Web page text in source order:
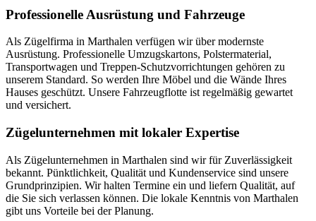
Professionelle Ausrüstung und Fahrzeuge
Als Zügelfirma in Marthalen verfügen wir über modernste
Ausrüstung. Professionelle Umzugskartons, Polstermaterial,
Transportwagen und Treppen-Schutzvorrichtungen gehören zu
unserem Standard. So werden Ihre Möbel und die Wände Ihres
Hauses geschützt. Unsere Fahrzeugflotte ist regelmäßig gewartet
und versichert.
Zügelunternehmen mit lokaler Expertise
Als Zügelunternehmen in Marthalen sind wir für Zuverlässigkeit
bekannt. Pünktlichkeit, Qualität und Kundenservice sind unsere
Grundprinzipien. Wir halten Termine ein und liefern Qualität, auf
die Sie sich verlassen können. Die lokale Kenntnis von Marthalen
gibt uns Vorteile bei der Planung.